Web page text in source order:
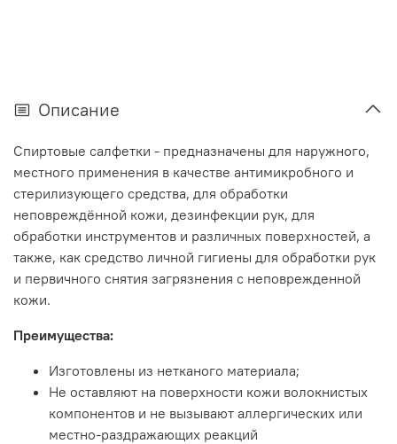
Описание
Спиртовые салфетки - предназначены для наружного,
местного применения в качестве антимикробного и
стерилизующего средства, для обработки
неповреждённой кожи, дезинфекции рук, для
обработки инструментов и различных поверхностей, а
также, как средство личной гигиены для обработки рук
и первичного снятия загрязнения с неповрежденной
кожи.
Преимущества:
Изготовлены из нетканого материала;
Не оставляют на поверхности кожи волокнистых
компонентов и не вызывают аллергических или
местно-раздражающих реакций